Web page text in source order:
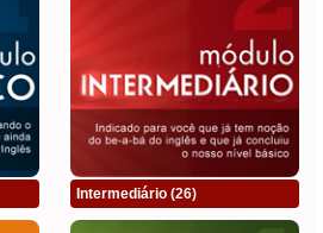
Intermediário(26)